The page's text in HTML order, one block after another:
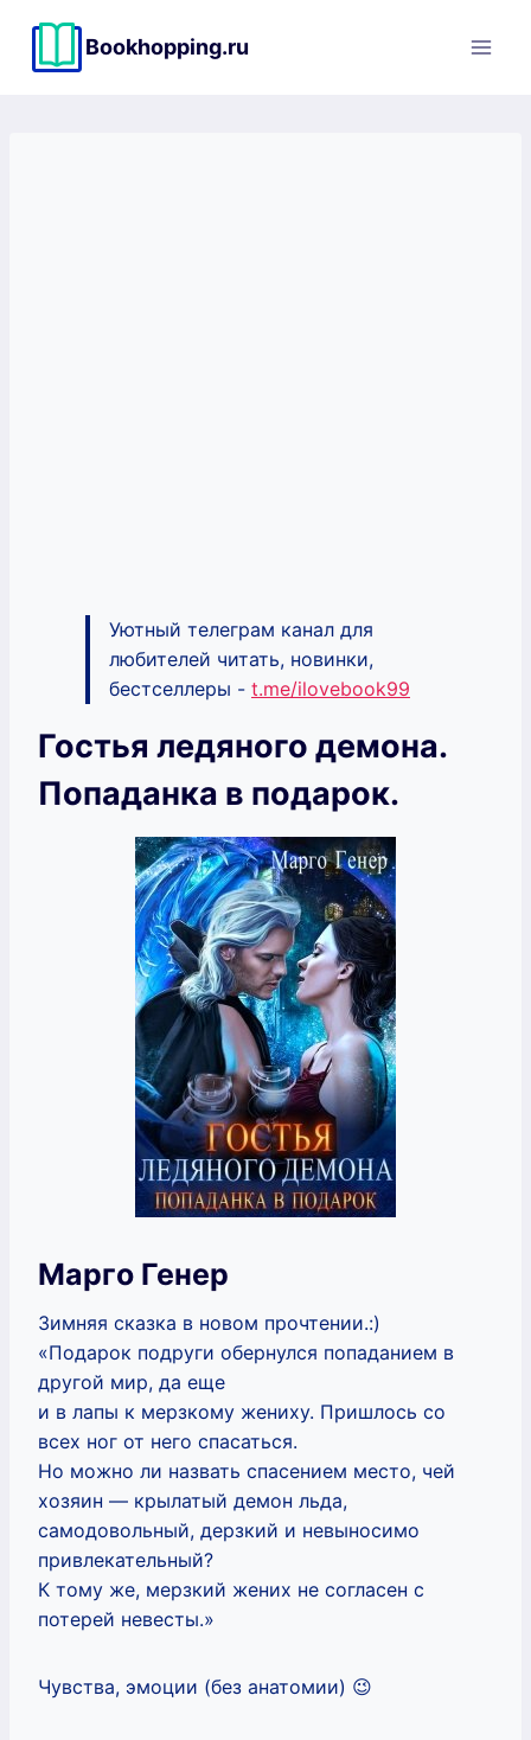
содержимому
Bookhopping.ru
Уютный телеграм канал для
любителей читать, новинки,
бестселлеры - t.me/ilovebook99
Гостья ледяного демона.
Попаданка в подарок.
Марго Генер
Зимняя сказка в новом прочтении.:)
«Подарок подруги обернулся попаданием в
другой мир, да еще
и в лапы к мерзкому жениху. Пришлось со
всех ног от него спасаться.
Но можно ли назвать спасением место, чей
хозяин — крылатый демон льда,
самодовольный, дерзкий и невыносимо
привлекательный?
К тому же, мерзкий жених не согласен с
потерей невесты.»
Чувства, эмоции (без анатомии) 😉